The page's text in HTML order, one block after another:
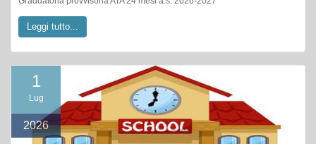
Leggi tutto...
1
Lug
2026